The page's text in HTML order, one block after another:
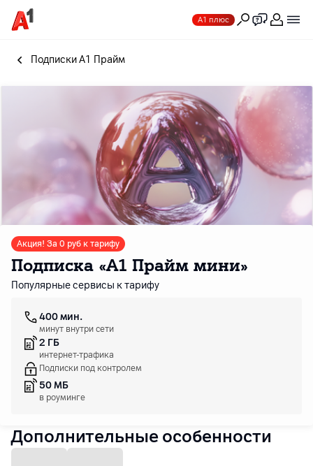
А1 плюс
Подписки A1 Прайм
Акция! За 0 руб к тарифу
Подписка «А1 Прайм мини»
Популярные сервисы к тарифу
400 мин.
минут внутри сети
2 ГБ
интернет-трафика
Подписки под контролем
50 МБ
в роуминге
Дополнительные особенности